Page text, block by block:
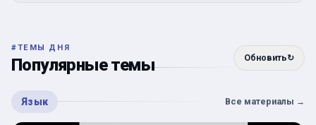
#ТЕМЫ ДНЯ
Популярные темы Обновить↻
Язык Все материалы →